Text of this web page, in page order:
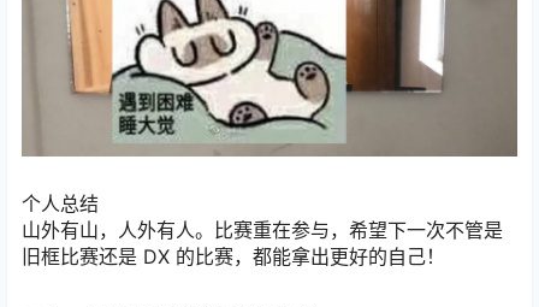
个人总结
山外有山，人外有人。比赛重在参与，希望下一次不管是
旧框比赛还是 DX 的比赛，都能拿出更好的自己！